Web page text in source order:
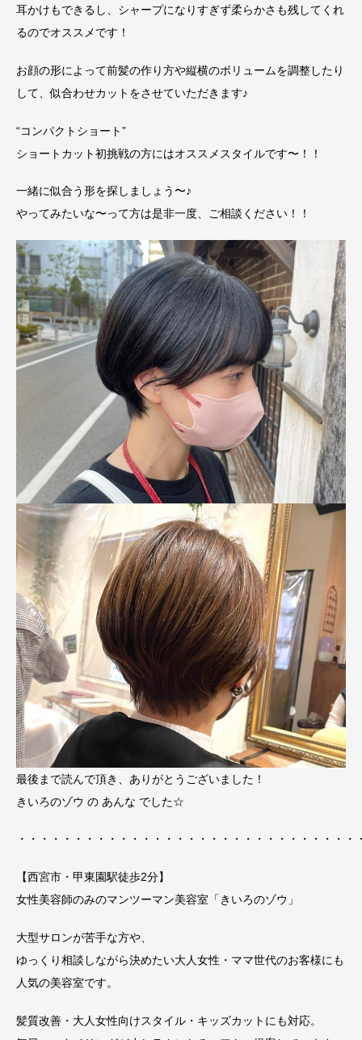
耳かけもできるし、シャープになりすぎず柔らかさも残してくれ
るのでオススメです！
お顔の形によって前髪の作り方や縦横のボリュームを調整したり
して、似合わせカットをさせていただきます♪
“コンパクトショート”
ショートカット初挑戦の方にはオススメスタイルです〜！！
一緒に似合う形を探しましょう〜♪
やってみたいな〜って方は是非一度、ご相談ください！！
最後まで読んで頂き、ありがとうございました！
きいろのゾウ の あんな でした☆
・・・・・・・・・・・・・・・・・・・・・・・・・・・・・・
【西宮市・甲東園駅徒歩2分】
女性美容師のみのマンツーマン美容室「きいろのゾウ」
大型サロンが苦手な方や、
ゆっくり相談しながら決めたい大人女性・ママ世代のお客様にも
人気の美容室です。
髪質改善・大人女性向けスタイル・キッズカットにも対応。